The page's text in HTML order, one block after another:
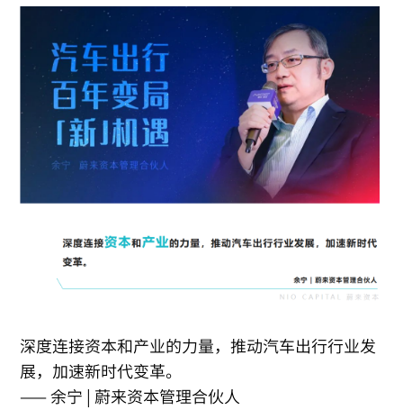
深度连接资本和产业的力量，推动汽车出行行业发
展，加速新时代变革。
—— 余宁 | 蔚来资本管理合伙人